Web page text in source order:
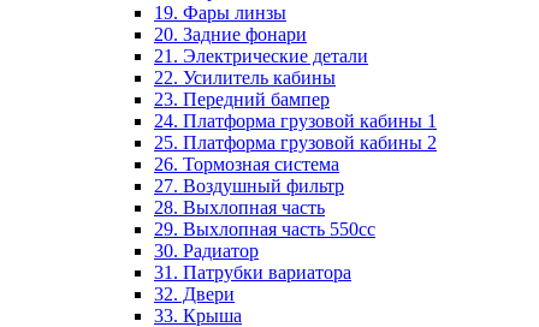
19. Фары линзы
20. Задние фонари
21. Электрические детали
22. Усилитель кабины
23. Передний бампер
24. Платформа грузовой кабины 1
25. Платформа грузовой кабины 2
26. Тормозная система
27. Воздушный фильтр
28. Выхлопная часть
29. Выхлопная часть 550cc
30. Радиатор
31. Патрубки вариатора
32. Двери
33. Крыша